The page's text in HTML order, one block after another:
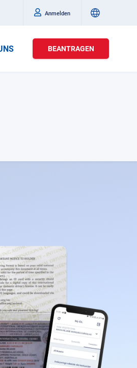
Anmelden
BEANTRAGEN